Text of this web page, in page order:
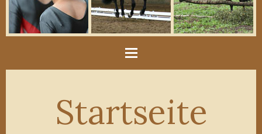
Startseite